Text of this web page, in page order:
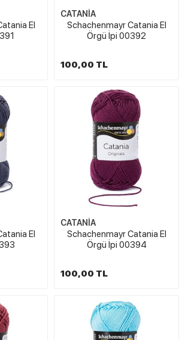
El
CATANİA
Schachenmayr Catania El
Örgü İpi 00392
100,00 TL
El
CATANİA
Schachenmayr Catania El
Örgü İpi 00394
100,00 TL